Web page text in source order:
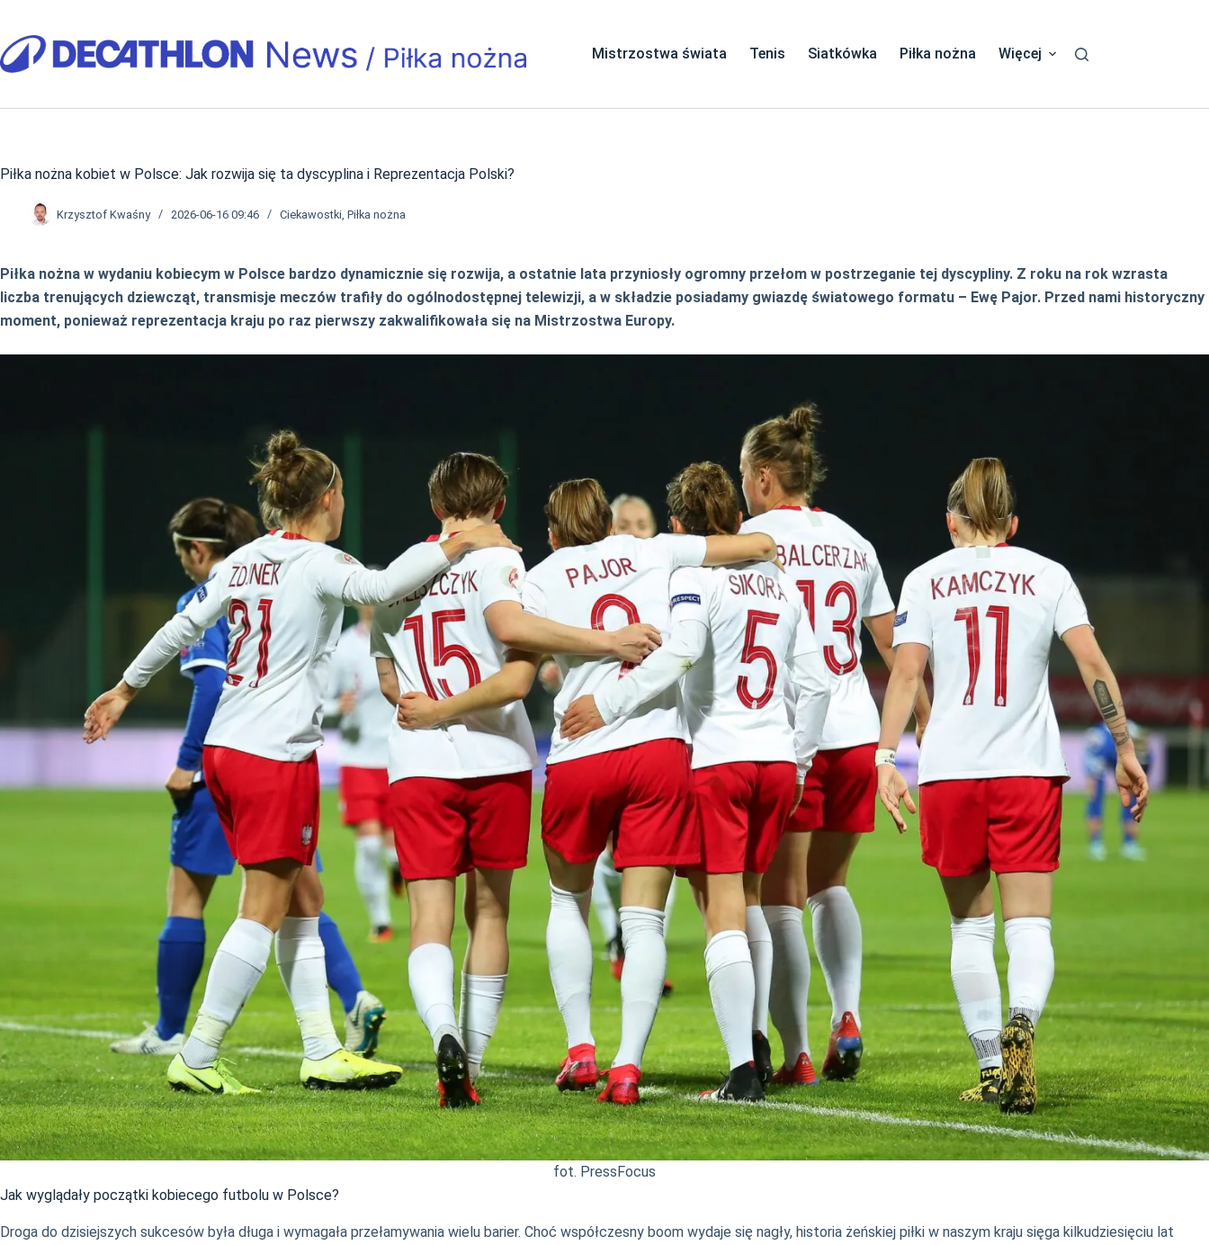
treści
Mistrzostwa świata Tenis Siatkówka Piłka nożna Więcej
Piłka nożna kobiet w Polsce: Jak rozwija się ta dyscyplina i Reprezentacja Polski?
Krzysztof Kwaśny 2026-06-16 09:46 Ciekawostki ,Piłka nożna
Piłka nożna w wydaniu kobiecym w Polsce bardzo dynamicznie się rozwija, a ostatnie lata przyniosły ogromny przełom w postrzeganie tej dyscypliny. Z roku na rok wzrasta
liczba trenujących dziewcząt, transmisje meczów trafiły do ogólnodostępnej telewizji, a w składzie posiadamy gwiazdę światowego formatu – Ewę Pajor. Przed nami historyczny
moment, ponieważ reprezentacja kraju po raz pierwszy zakwalifikowała się na Mistrzostwa Europy.
fot. PressFocus
Jak wyglądały początki kobiecego futbolu w Polsce?
Droga do dzisiejszych sukcesów była długa i wymagała przełamywania wielu barier. Choć współczesny boom wydaje się nagły, historia żeńskiej piłki w naszym kraju sięga kilkudziesięciu lat